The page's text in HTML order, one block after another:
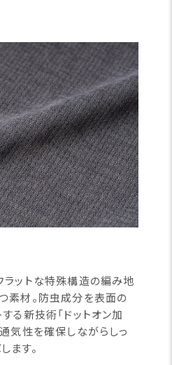
ラットな特殊構造の編み地
素材。防虫成分を表面の
る新技術「ドットオン加
気性を確保しながらしっ
ます。